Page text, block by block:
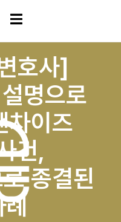
호사]
명으로
차이즈
건,
종결된